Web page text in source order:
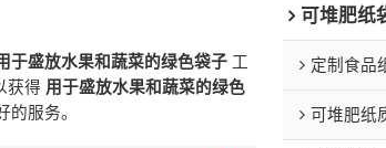
于盛放水果和蔬菜的绿色袋子工
获得 用于盛放水果和蔬菜的绿色
服务。
可堆肥纸
定制食品
可堆肥纸